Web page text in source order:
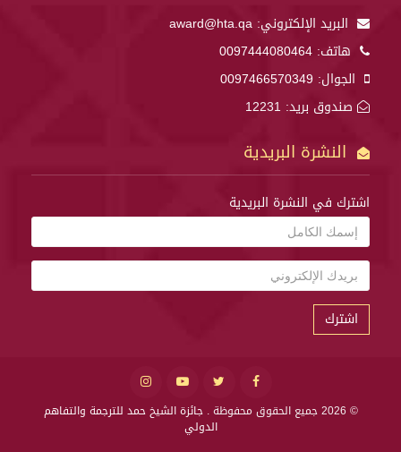
البريد الإلكتروني: award@hta.qa
هاتف: 0097444080464
الجوال: 0097466570349
صندوق بريد: 12231
النشرة البريدية
اشترك في النشرة البريدية
اشترك
© 2026 جميع الحقوق محفوظة .
جائزة الشيخ حمد للترجمة والتفاهم
الدولي